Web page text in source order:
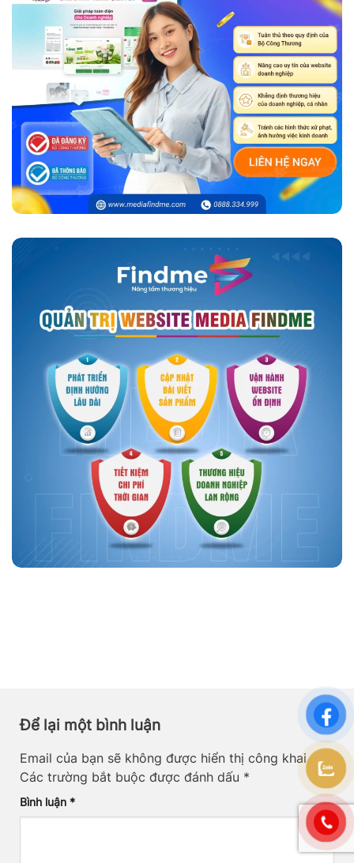
Để lại một bình luận
Email của bạn sẽ không được hiển thị công khai.
Các trường bắt buộc được đánh dấu *
Bình luận *